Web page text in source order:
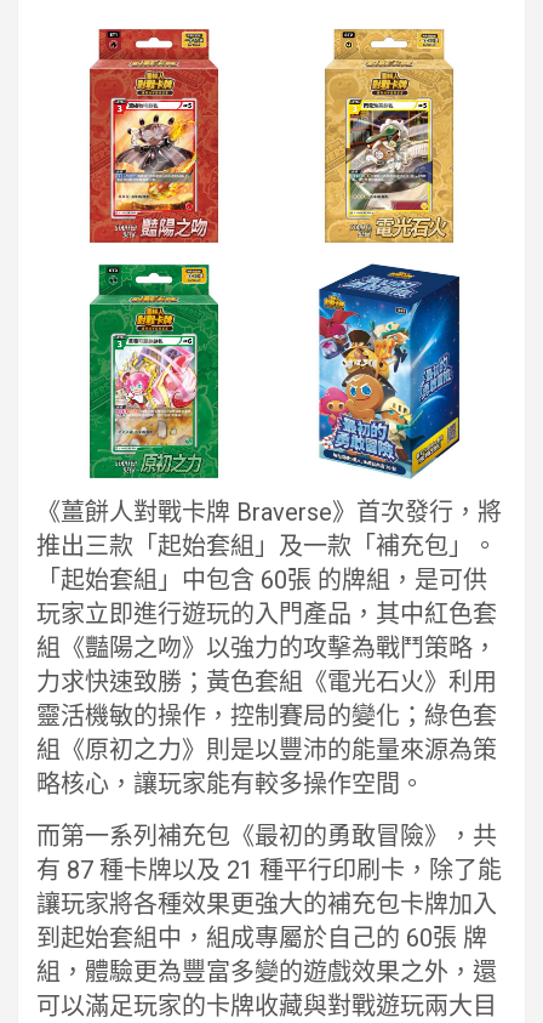
《薑餅人對戰卡牌 Braverse》首次發行，將
推出三款「起始套組」及一款「補充包」。
「起始套組」中包含 60張 的牌組，是可供
玩家立即進行遊玩的入門產品，其中紅色套
組《豔陽之吻》以強力的攻擊為戰鬥策略，
力求快速致勝；黃色套組《電光石火》利用
靈活機敏的操作，控制賽局的變化；綠色套
組《原初之力》則是以豐沛的能量來源為策
略核心，讓玩家能有較多操作空間。
而第一系列補充包《最初的勇敢冒險》，共
有 87 種卡牌以及 21 種平行印刷卡，除了能
讓玩家將各種效果更強大的補充包卡牌加入
到起始套組中，組成專屬於自己的 60張 牌
組，體驗更為豐富多變的遊戲效果之外，還
可以滿足玩家的卡牌收藏與對戰遊玩兩大目